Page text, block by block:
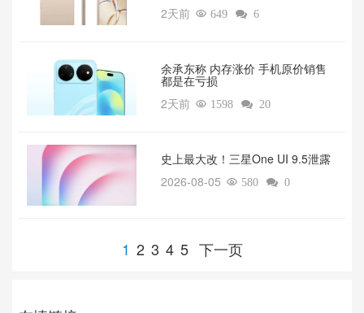
2天前  649  6
余承东称 内存涨价 手机原价销售
都是在亏损
2天前  1598  20
‌史上最大改！三星One UI 9.5泄露
2026-08-05  580  0
1 2 3 4 5 下一页